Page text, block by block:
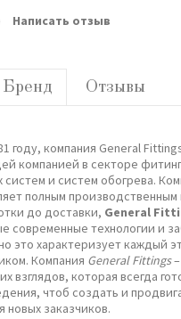
Написать отзыв
Бренд Отзывы
году, компания General
компанией в секторе
и систем обогрева.
полным
до доставки, General
современные технологии и
это характеризует каждый
Компания General Fittings–
взглядов, которая всегда
чтоб создать и
новых заказчиков.